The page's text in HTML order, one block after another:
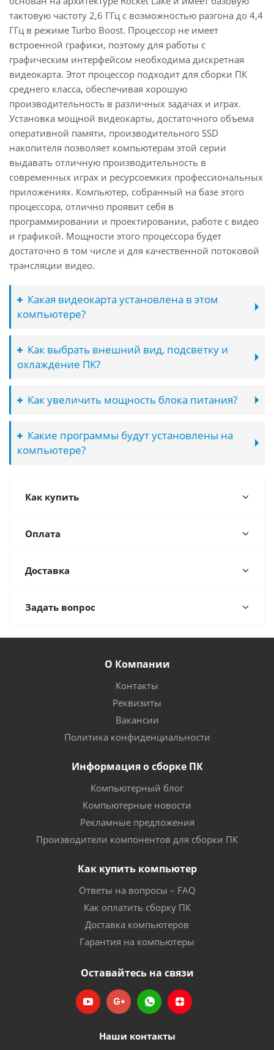
тактовую частоту 2,6 ГГц с возможностью разгона до 4,4
ГГц в режиме Turbo Boost. Процессор не имеет
встроенной графики, поэтому для работы с
графическим интерфейсом необходима дискретная
видеокарта. Этот процессор подходит для сборки ПК
среднего класса, обеспечивая хорошую
производительность в различных задачах и играх.
Установка мощной видеокарты, достаточного объема
оперативной памяти, производительного SSD
накопителя позволяет компьютерам этой серии
выдавать отличную производительность в
современных играх и ресурсоемких профессиональных
приложениях. Компьютер, собранный на базе этого
процессора, отлично проявит себя в
программировании и проектировании, работе с видео
и графикой. Мощности этого процессора будет
достаточно в том числе и для качественной потоковой
трансляции видео.
Какая видеокарта установлена в этом
компьютере?
Как выбрать внешний вид, подсветку и
охлаждение ПК?
Как увеличить мощность блока питания?
Какие программы будут установлены на
компьютере?
Как купить
Оплата
Доставка
Задать вопрос
О Компании
Контакты
Реквизиты
Вакансии
Политика конфиденциальности
Информация о сборке ПК
Компьютерный блог
Компьютерные новости
Рекламные предложения
Производители компонентов для сборки ПК
Как купить компьютер
Ответы на вопросы – FAQ
Как оплатить сборку ПК
Доставка компьютеров
Гарантия на компьютеры
Оставайтесь на связи
Наши контакты